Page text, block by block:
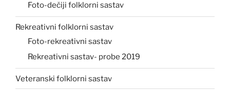
Foto-dečiji folklorni sastav
Rekreativni folklorni sastav
Foto-rekreativni sastav
Rekreativni sastav- probe 2019
Veteranski folklorni sastav